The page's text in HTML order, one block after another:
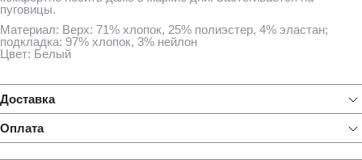
пуговицы.
Материал: Верх: 71% хлопок, 25% полиэстер, 4% эластан;
подкладка: 97% хлопок, 3% нейлон
Цвет: Белый
Доставка
Оплата